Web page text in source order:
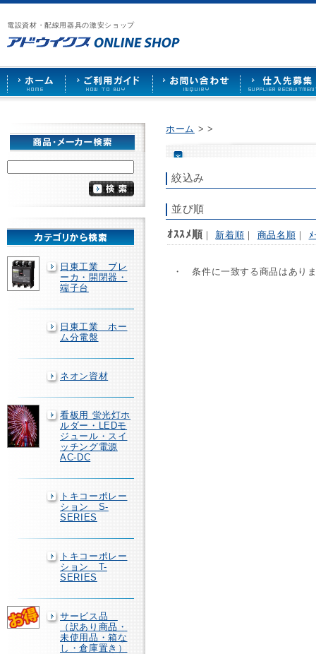
電設資材・配線用器具の激安ショップ
漏
電
ブ
レ
ー
カ
ー
や
照
ケ
ッ
ト
な
で
販
売
ア
ウ
イ
ス
HOME
ご
用
ガ
ド
お
い
合
せ
仕
先
募
日東工業 ブレ
ーカ・開閉器・
端子台
日東工業 ホー
ム分電盤
ネオン資材
看板用 蛍光灯ホ
ルダー・LEDモ
ジュール・スイ
ッチング電源
AC-DC
トキコーポレー
ション S-
SERIES
トキコーポレー
ション T-
SERIES
サービス品
（訳あり商品・
未使用品・箱な
し・倉庫置き）
ホーム > >
絞込み
並び順
ｵｽｽﾒ順 ｜ 新着順 ｜ 商品名順 ｜ ﾒ
・ 条件に一致する商品はあり